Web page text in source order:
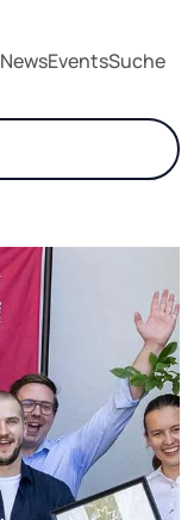
NewsEventsSuche